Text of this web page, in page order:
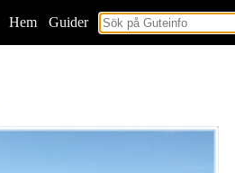
Hem< Guider